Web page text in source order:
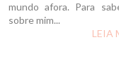
mundo afora. Para
sobre mim...
LEIA